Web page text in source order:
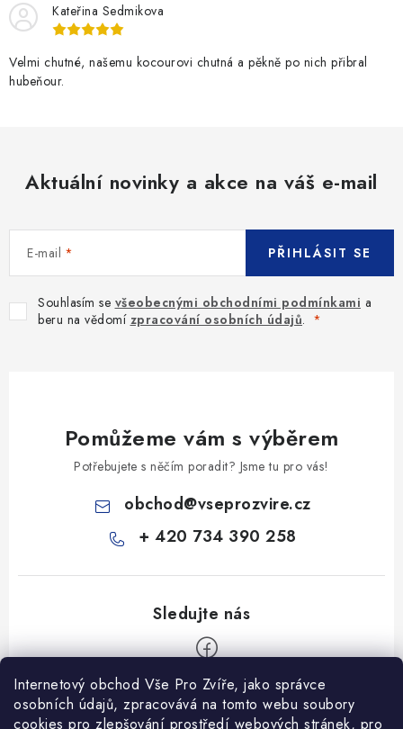
Internetový obchod Vše Pro Zvíře, jako správce
osobních údajů, zpracovává na tomto webu soubory
cookies pro zlepšování prostředí webových stránek, pro
Kateřina Sedmikova
Velmi chutné, našemu kocourovi chutná a pěkně po nich přibral
hubeňour.
Aktuální novinky a akce na váš e-mail
E-mail
Souhlasím se všeobecnými obchodními podmínkami a
beru na vědomí zpracování osobních údajů.
PŘIHLÁSIT SE
Pomůžeme vám s výběrem
Potřebujete s něčím poradit? Jsme tu pro vás!
obchod@vseprozvire.cz
+ 420 734 390 258